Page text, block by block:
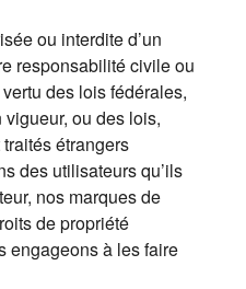
ou interdite d’un
responsabilité civile ou
des lois fédérales,
ou des lois,
étrangers
des utilisateurs qu’ils
nos marques de
de propriété
engageons à les faire